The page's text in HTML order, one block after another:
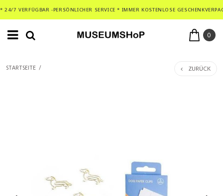
* 24/7 VERFÜGBAR -PERSÖNLICHER SERVICE * IMMER KOSTENLOSE
0
STARTSEITE / ZURÜCK